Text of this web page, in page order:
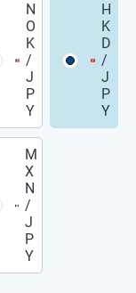
N
O
K
/
J
P
Y
H
K
D
/
J
P
Y
M
X
N
/
J
P
Y